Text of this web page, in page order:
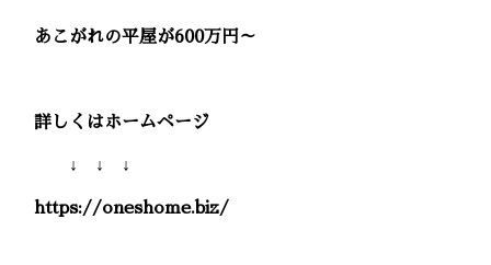
あこがれの平屋が600万円～
詳しくはホームページ
↓ ↓ ↓
https://oneshome.biz/